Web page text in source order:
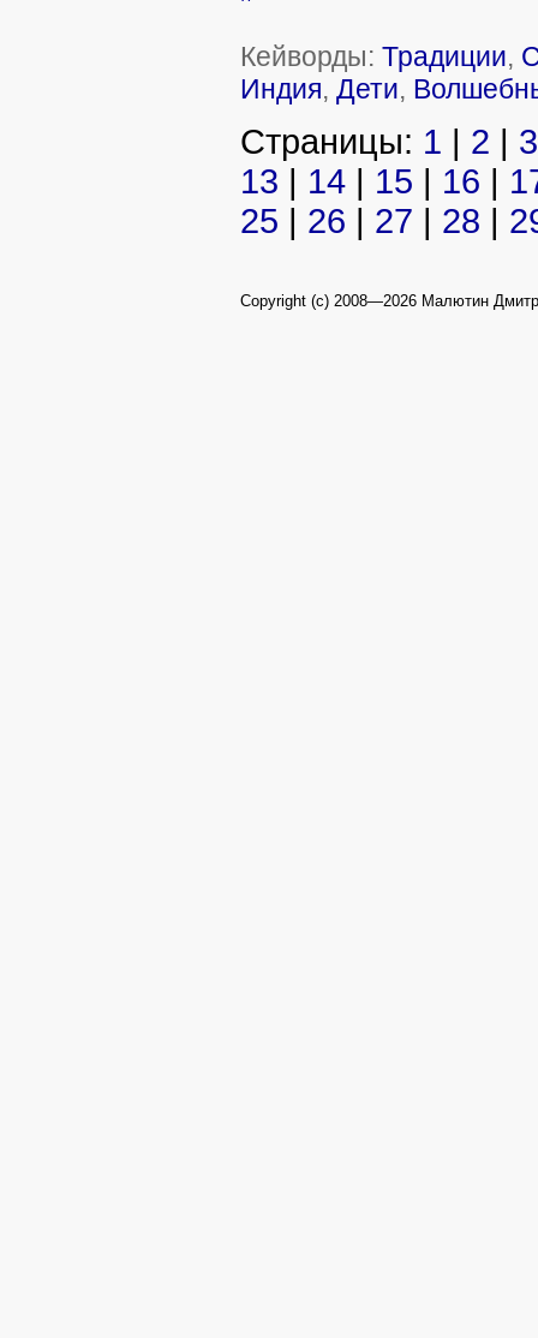
Кейворды: Традиции,
Индия, Дети,
Страницы: 1 2
3
13
14 15 16
25
26 27 28
Copyright (c) 2008—2026 Малютин